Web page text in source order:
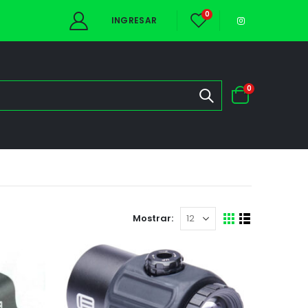
INGRESAR
0
0
Mostrar: